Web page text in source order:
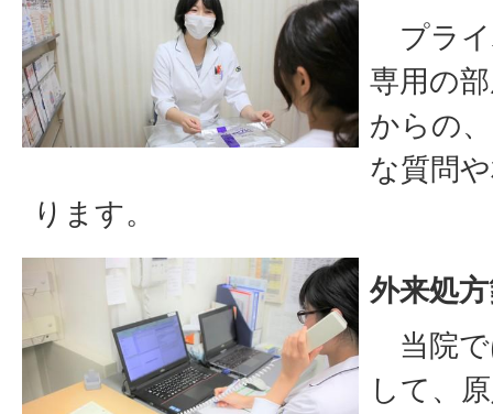
プライ
専用の
からの
な質問
ります。
外来処
当院で
して、